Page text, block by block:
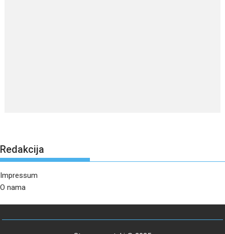
Redakcija
Impressum
O nama